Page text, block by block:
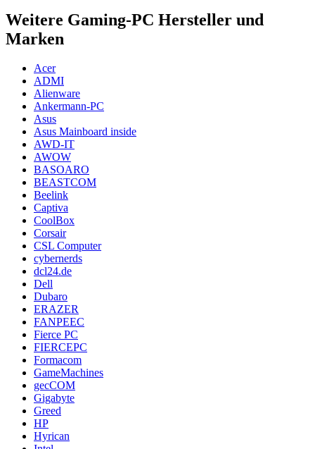
Weitere Gaming-PC Hersteller und
Marken
Acer
ADMI
Alienware
Ankermann-PC
Asus
Asus Mainboard inside
AWD-IT
AWOW
BASOARO
BEASTCOM
Beelink
Captiva
CoolBox
Corsair
CSL Computer
cybernerds
dcl24.de
Dell
Dubaro
ERAZER
FANPEEC
Fierce PC
FIERCEPC
Formacom
GameMachines
gecCOM
Gigabyte
Greed
HP
Hyrican